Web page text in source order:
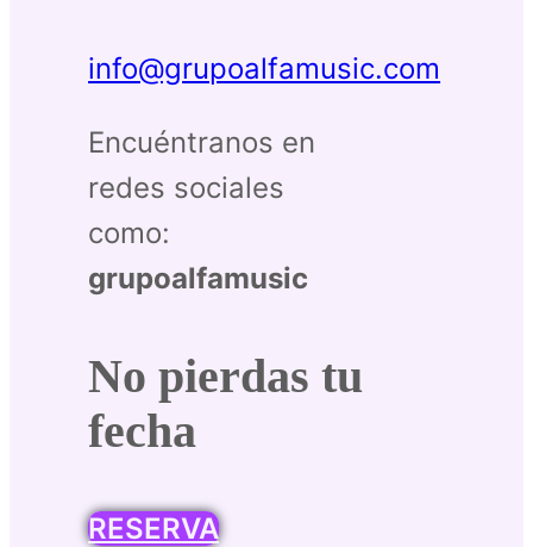
info@grupoalfamusic.com
Encuéntranos en
redes sociales
como:
grupoalfamusic
No pierdas tu
fecha
RESERVA